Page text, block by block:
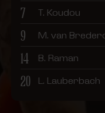
7 T. Koudou
9 M. van
14 B. Raman
20 L. Lauberbach